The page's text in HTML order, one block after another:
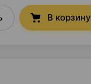
В корзину